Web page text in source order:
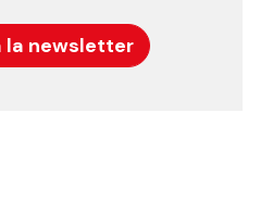
la newsletter